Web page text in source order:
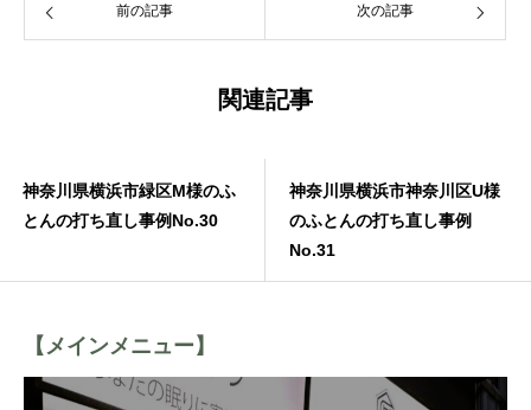
前の記事 次の記事
関連記事
神奈川県横浜市緑区M様のふ
とんの打ち直し事例No.30
神奈川県横浜市神奈川区U様
のふとんの打ち直し事例
No.31
【メインメニュー】